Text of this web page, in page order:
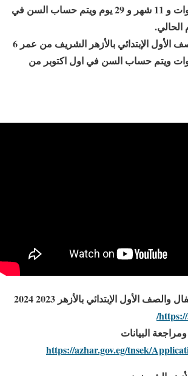
سنوات وحتي 5 سنوات و 11 شهر و 29 يوم ويتم حساب السن في
الحالي.
وشروط التقديم الصف الأول الإبتدائي بالأزهر الشريف من عمر 6
وحتي 9 سنوات ويتم حساب السن في اول اكتوبر من
الأول الإبتدائي بالأزهر 2023 2024
البيانات
https://azhar.gov.eg/tnsek/